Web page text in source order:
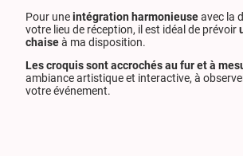
Pour uneintégration harmonieuseavec la
votre lieu de réception, il est idéal de prévoir
chaiseà ma disposition.
Les croquis sont accrochés au fur et à
ambiance artistique et interactive, à
votre événement.